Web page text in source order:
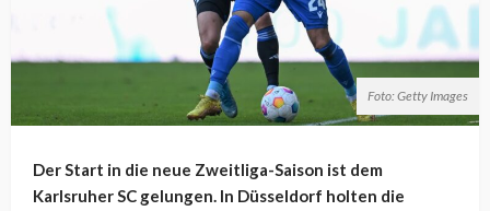
Foto: Getty Images
Der Start in die neue Zweitliga-Saison ist dem
Karlsruher SC gelungen. In Düsseldorf holten die